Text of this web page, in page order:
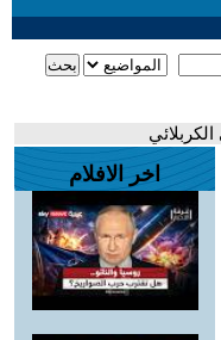
اخر الافلام